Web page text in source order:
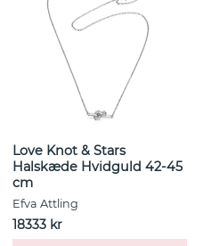
Love Knot & Stars
Halskæde Hvidguld 42-45
cm
Efva Attling
18333 kr